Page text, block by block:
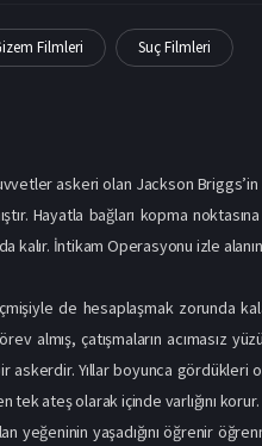
Filmleri Suç Filmleri
askeri olan Jackson Briggs’in
Hayatla bağları kopma
kalır. İntikam Operasyonu izle
de hesaplaşmak zorunda
almış, çatışmaların acımasız
askerdir. Yıllar boyunca
tek ateş olarak içinde varlığını korur.
yeğeninin yaşadığını öğrenir